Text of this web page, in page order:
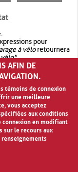
pour
à véloretournera
vélo".
OR.garage OR vélo
garage à vélo
AFIN DE
témoins de connexion
une meilleure
vous acceptez
aux conditions
connexion en modifiant
sur le recours aux